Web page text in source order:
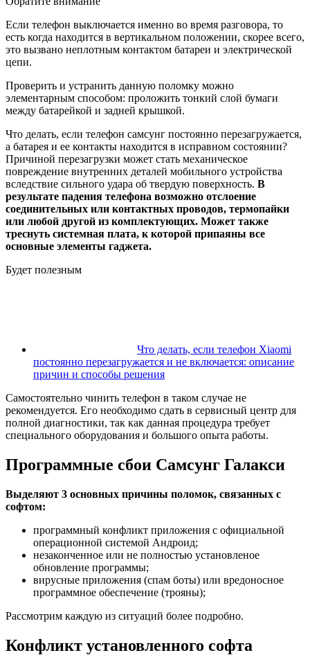
Если телефон выключается именно во время разговора, то
есть когда находится в вертикальном положении, скорее всего,
это вызвано неплотным контактом батареи и электрической
цепи.
Проверить и устранить данную поломку можно
элементарным способом: проложить тонкий слой бумаги
между батарейкой и задней крышкой.
Что делать, если телефон самсунг постоянно перезагружается,
а батарея и ее контакты находится в исправном состоянии?
Причиной перезагрузки может стать механическое
повреждение внутренних деталей мобильного устройства
вследствие сильного удара об твердую поверхность. В
результате падения телефона возможно отслоение
соединительных или контактных проводов, термопайки
или любой другой из комплектующих. Может также
треснуть системная плата, к которой припаяны все
основные элементы гаджета.
Будет полезным
Что делать, если телефон Xiaomi
постоянно перезагружается и не включается: описание
причин и способы решения
Самостоятельно чинить телефон в таком случае не
рекомендуется. Его необходимо сдать в сервисный центр для
полной диагностики, так как данная процедура требует
специального оборудования и большого опыта работы.
Программные сбои Самсунг Галакси
Выделяют 3 основных причины поломок, связанных с
софтом:
программный конфликт приложения с официальной
операционной системой Андроид;
незаконченное или не полностью установленое
обновление программы;
вирусные приложения (спам боты) или вредоносное
программное обеспечение (трояны);
Рассмотрим каждую из ситуаций более подробно.
Конфликт установленного софта